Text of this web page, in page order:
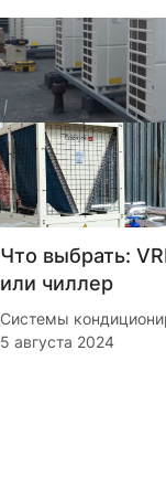
Что выбрать:
или чиллер
Системы
5 августа 2024